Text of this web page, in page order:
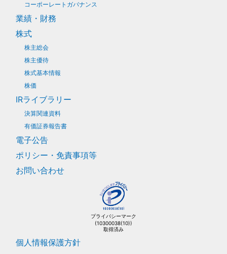
コーポーレートガバナンス
業績・財務
株式
株主総会
株主優待
株式基本情報
株価
IRライブラリー
決算関連資料
有価証券報告書
電子公告
ポリシー・免責事項等
お問い合わせ
プライバシーマーク
(10300038(10))
取得済み
個人情報保護方針